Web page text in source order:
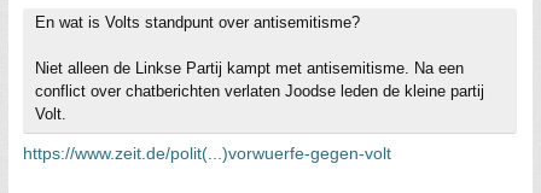
En wat is Volts standpunt over antisemitisme?
Niet alleen de Linkse Partij kampt met antisemitisme. Na een
conflict over chatberichten verlaten Joodse leden de kleine partij
Volt.
https://www.zeit.de/polit(...)vorwuerfe-gegen-volt